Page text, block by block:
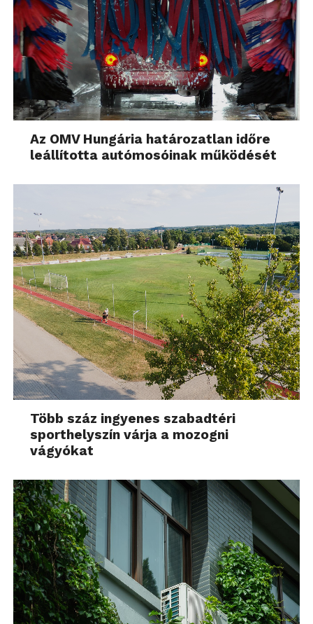
Az OMV Hungária határozatlan időre
leállította autómosóinak működését
Több száz ingyenes szabadtéri
sporthelyszín várja a mozogni
vágyókat